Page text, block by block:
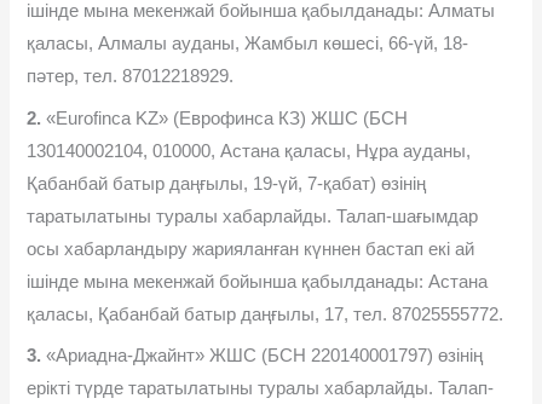
ішінде мына мекенжай бойынша қабылданады: Алматы
қаласы, Алмалы ауданы, Жамбыл көшесі, 66-үй, 18-
пəтер, тел. 87012218929.
2. «Eurofinca KZ» (Еврофинса КЗ) ЖШС (БСН
130140002104, 010000, Астана қаласы, Нұра ауданы,
Қабанбай батыр даңғылы, 19-үй, 7-қабат) өзінің
таратылатыны туралы хабарлайды. Талап-шағымдар
осы хабарландыру жарияланған күннен бастап екі ай
ішінде мына мекенжай бойынша қабылданады: Астана
қаласы, Қабанбай батыр даңғылы, 17, тел. 87025555772.
3. «Ариадна-Джайнт» ЖШС (БСН 220140001797) өзінің
ерікті түрде таратылатыны туралы хабарлайды. Талап-